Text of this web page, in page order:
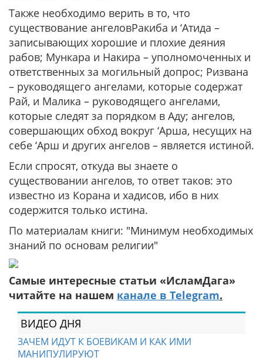
Также необходимо верить в то, что
существование ангеловРакиба и ‘Атида –
записывающих хорошие и плохие деяния
рабов; Мункара и Накира – уполномоченных и
ответственных за могильный допрос; Ризвана
– руководящего ангелами, которые содержат
Рай, и Малика – руководящего ангелами,
которые следят за порядком в Аду; ангелов,
совершающих обход вокруг ‘Арша, несущих на
себе ‘Арш и других ангелов – является истиной.
Если спросят, откуда вы знаете о
существовании ангелов, то ответ таков: это
известно из Корана и хадисов, ибо в них
содержится только истина.
По материалам книги: "Минимум необходимых
знаний по основам религии"
Самые интересные статьи «ИсламДага»
читайте на нашем канале в Telegram.
ВИДЕО ДНЯ
ЗАЧЕМ ИДУТ К БОЕВИКАМ И КАК ИМИ
МАНИПУЛИРУЮТ